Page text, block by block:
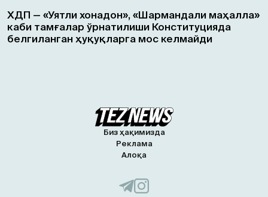
ХДП — «Уятли хонадон», «Шармандали маҳалла»
каби тамғалар ўрнатилиши Конституцияда
белгиланган ҳуқуқларга мос келмайди
Биз ҳақимизда
Реклама
Алоқа